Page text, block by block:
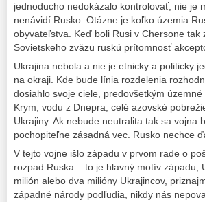
jednoducho nedokázalo kontrolovať, nie je
nenávidí Rusko. Otázne je koľko územia
obyvateľstva. Keď boli Rusi v Chersone
Sovietskeho zväzu ruskú prítomnosť
Ukrajina nebola a nie je etnicky a politicky
na okraji. Kde bude línia rozdelenia
dosiahlo svoje ciele, predovšetkým
Krym, vodu z Dnepra, celé azovské
Ukrajiny. Ak nebude neutralita tak sa
pochopiteľne zásadná vec. Rusko nechce
V tejto vojne išlo západu v prvom rade o
rozpad Ruska – to je hlavný motív
milión alebo dva milióny Ukrajincov,
západné národy podľudia, nikdy nás